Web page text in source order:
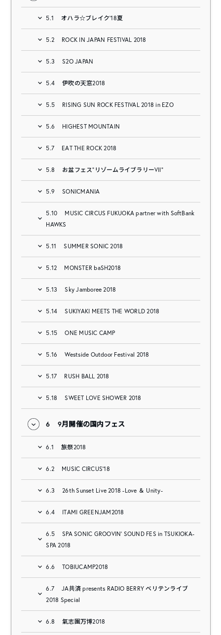
5.1 オハラ☆ブレイク’18夏
5.2 ROCK IN JAPAN FESTIVAL 2018
5.3 S2O JAPAN
5.4 伊吹の天窓2018
5.5 RISING SUN ROCK FESTIVAL 2018 in EZO
5.6 HIGHEST MOUNTAIN
5.7 EAT THE ROCK 2018
5.8 お盆フェス“リゾームライブラリーVII”
5.9 SONICMANIA
5.10
MUSIC CIRCUS FUKUOKA partner with SoftBank
HAWKS
5.11 SUMMER SONIC 2018
5.12 MONSTER baSH2018
5.13 Sky Jamboree 2018
5.14 SUKIYAKI MEETS THE WORLD 2018
5.15 ONE MUSIC CAMP
5.16 Westside Outdoor Festival 2018
5.17 RUSH BALL 2018
5.18 SWEET LOVE SHOWER 2018
6 9月開催の国内フェス
6.1 旅祭2018
6.2 MUSIC CIRCUS’18
6.3 26th Sunset Live 2018 -Love ＆ Unity-
6.4 ITAMI GREENJAM2018
6.5
SPA SONIC GROOVIN’ SOUND FES in TSUKIOKA-
SPA 2018
6.6 TOBIUCAMP2018
6.7
JA共済 presents RADIO BERRY ベリテンライブ
2018 Special
6.8 氣志團万博2018